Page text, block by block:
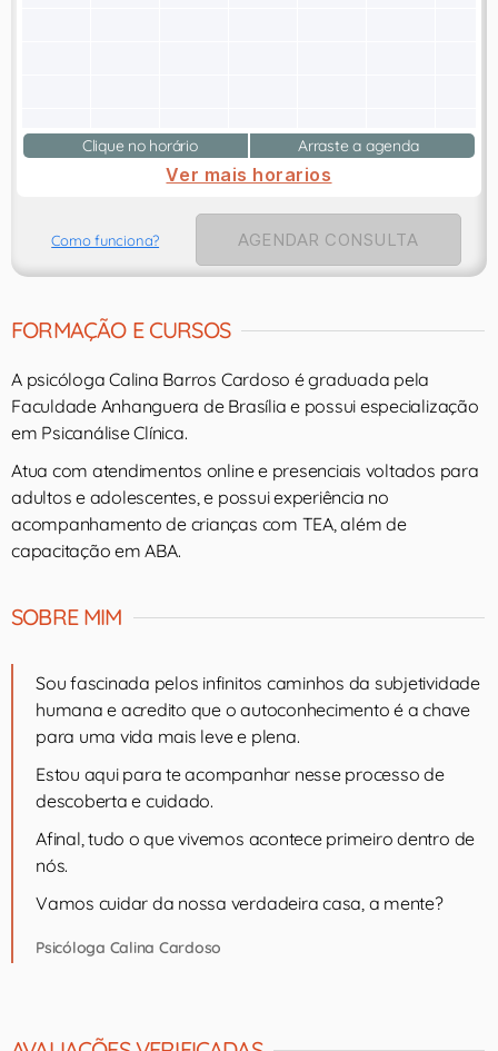
Clique no horário Arraste a agenda
Ver mais horarios
Como funciona? AGENDAR CONSULTA
FORMAÇÃO E CURSOS
A psicóloga Calina Barros Cardoso é graduada pela
Faculdade Anhanguera de Brasília e possui especialização
em Psicanálise Clínica.
Atua com atendimentos online e presenciais voltados para
adultos e adolescentes, e possui experiência no
acompanhamento de crianças com TEA, além de
capacitação em ABA.
SOBRE MIM
Sou fascinada pelos infinitos caminhos da subjetividade
humana e acredito que o autoconhecimento é a chave
para uma vida mais leve e plena.
Estou aqui para te acompanhar nesse processo de
descoberta e cuidado.
Afinal, tudo o que vivemos acontece primeiro dentro de
nós.
Vamos cuidar da nossa verdadeira casa, a mente?
Psicóloga Calina Cardoso